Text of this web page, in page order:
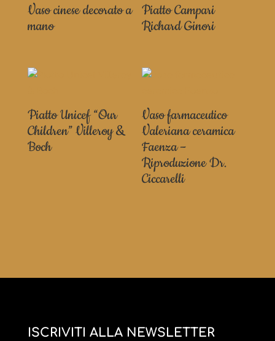
Vaso cinese decorato a
mano
Piatto Campari
Richard Ginori
Piatto Unicef “Our
Children” Villeroy &
Boch
Vaso farmaceutico
Valeriana ceramica
Faenza –
Riproduzione Dr.
Ciccarelli
ISCRIVITI ALLA NEWSLETTER